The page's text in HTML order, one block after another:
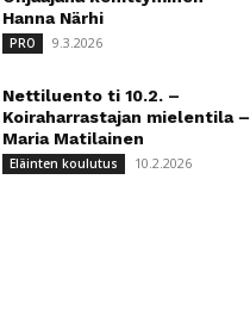
Hanna Närhi
PRO 9.3.2026
Nettiluento ti 10.2. –
Koiraharrastajan mielentila –
Maria Matilainen
Eläinten koulutus 10.2.2026